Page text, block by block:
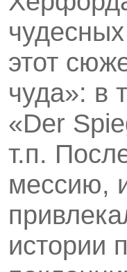
этот
чуда»: в
«Der
т.п.
мессию,
истории